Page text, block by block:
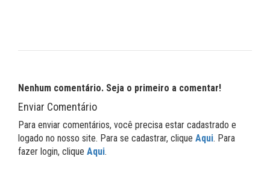
Nenhum comentário. Seja o primeiro a comentar!
Enviar Comentário
Para enviar comentários, você precisa estar cadastrado e
logado no nosso site. Para se cadastrar, clique Aqui. Para
fazer login, clique Aqui.